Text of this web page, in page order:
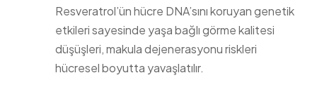
Resveratrol’ün hücre DNA’sını koruyan genetik
etkileri sayesinde yaşa bağlı görme kalitesi
düşüşleri, makula dejenerasyonu riskleri
hücresel boyutta yavaşlatılır.